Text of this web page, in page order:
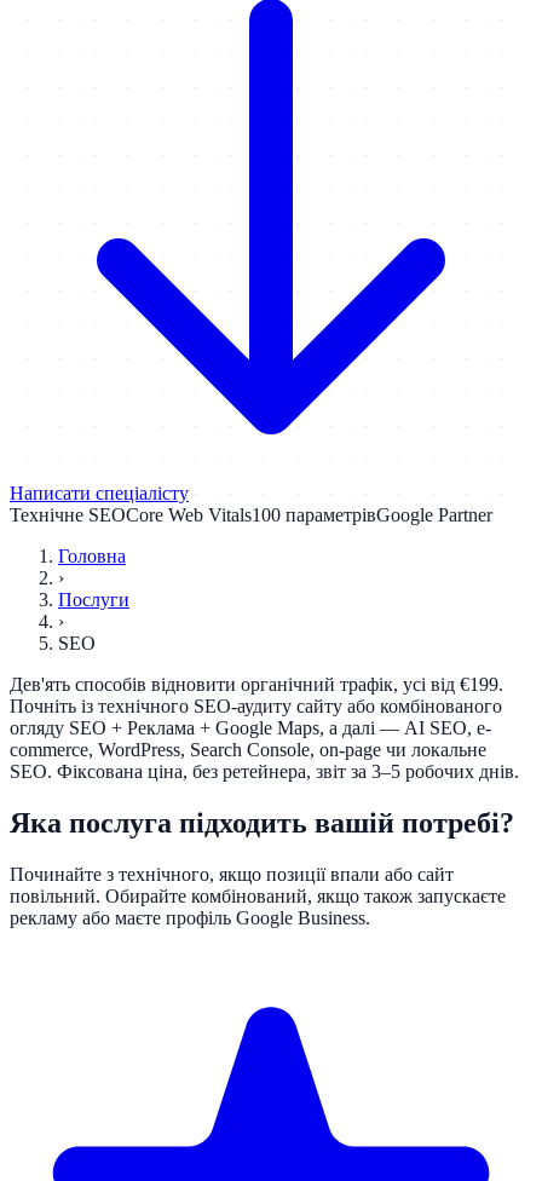
Написати спеціалісту
Технічне SEOCore Web Vitals100 параметрівGoogle Partner
Головна
›
Послуги
›
SEO
Дев'ять способів відновити органічний трафік, усі від €199.
Почніть із технічного SEO-аудиту сайту або комбінованого
огляду SEO + Реклама + Google Maps, а далі — AI SEO, e-
commerce, WordPress, Search Console, on-page чи локальне
SEO. Фіксована ціна, без ретейнера, звіт за 3–5 робочих днів.
Яка послуга підходить вашій потребі?
Починайте з технічного, якщо позиції впали або сайт
повільний. Обирайте комбінований, якщо також запускаєте
рекламу або маєте профіль Google Business.